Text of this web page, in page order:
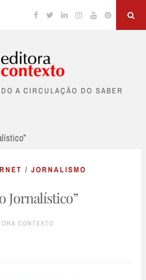
Facebook
TwitterLinkedinInstagram
YouTubePinterest
A CIRCULAÇÃO DO SABER
/ JORNALISMO
Jornalístico”
CONTEXTO